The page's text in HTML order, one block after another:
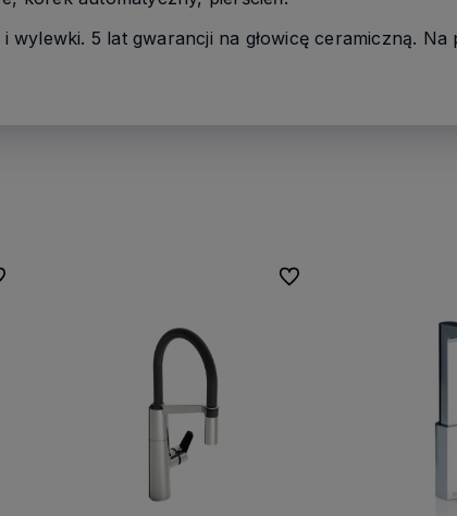
5 lat gwarancji na głowicę ceramiczną. Na
ulubionych Do ulubionych